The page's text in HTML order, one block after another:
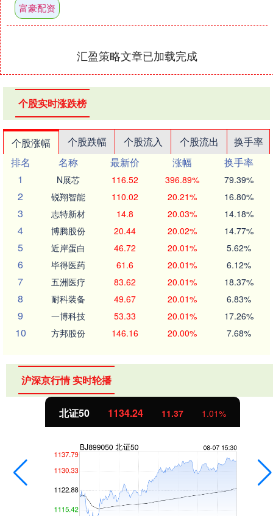
富豪配资
汇盈策略文章已加载完成
个股实时涨跌榜
个股涨幅 个股跌幅 个股流入 个股流出
换手率
排名
名称 最新价 涨幅
换手率
1
N展芯 116.52 396.89% 79.39%
2 锐翔智能 110.02 20.21% 16.80%
3 志特新材 14.8 20.03% 14.18%
4 博腾股份 20.44 20.02% 14.77%
5 近岸蛋白 46.72 20.01% 5.62%
6 毕得医药 61.6 20.01% 6.12%
7 五洲医疗 83.62 20.01% 18.37%
8 耐科装备 49.67 20.01% 6.83%
9 一博科技 53.33 20.01% 17.26%
10 方邦股份 146.16 20.00% 7.68%
沪深京行情 实时轮播
北证50 1134.24 11.37 1.01%